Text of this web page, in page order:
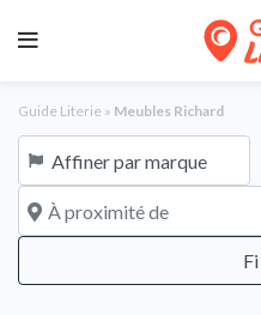
Guide Literie » Meubles Richard
Affiner par marque
À proximité de